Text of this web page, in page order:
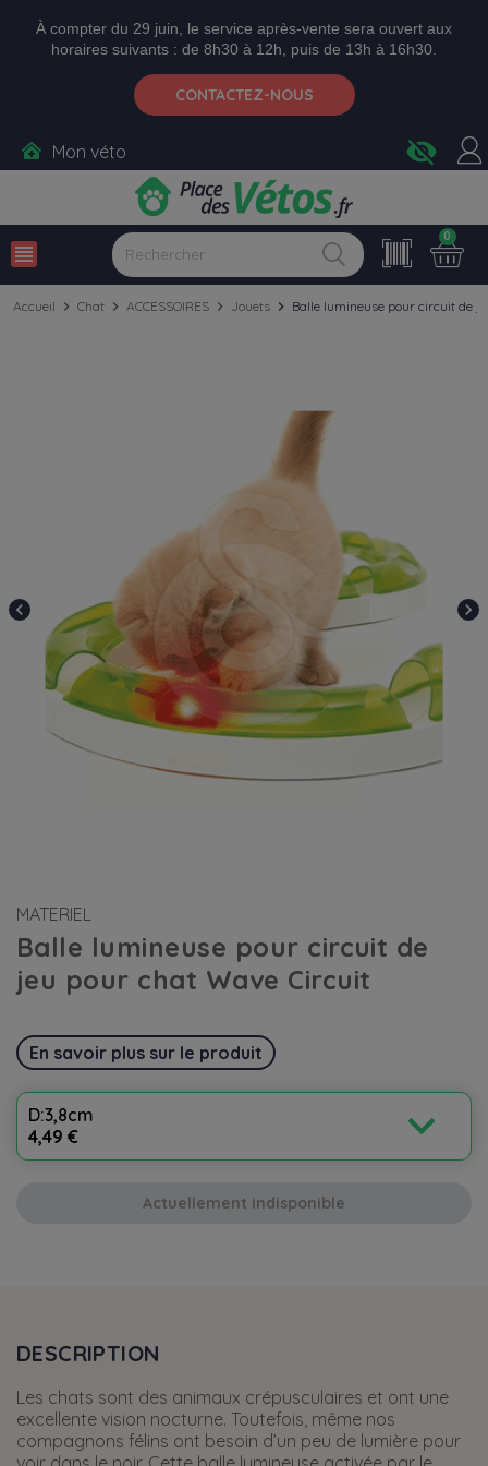
À compter du 29 juin, le service après-vente sera ouvert aux
horaires suivants : de 8h30 à 12h, puis de 13h à 16h30.
CONTACTEZ-NOUS
Mon véto visibility_off
view_headline
0
Accueil chevron_right Chat chevron_right ACCESSOIRES chevron_right Jouets chevron_right Balle lumineuse pour circuit de
chevron_left chevron_right
MATERIEL
Balle lumineuse pour circuit de
jeu pour chat Wave Circuit
En savoir plus sur le produit
D:3,8cm
4,49 €
expand_more
Actuellement indisponible
DESCRIPTION
Les chats sont des animaux crépusculaires et ont une
excellente vision nocturne. Toutefois, même nos
compagnons félins ont besoin d’un peu de lumière pour